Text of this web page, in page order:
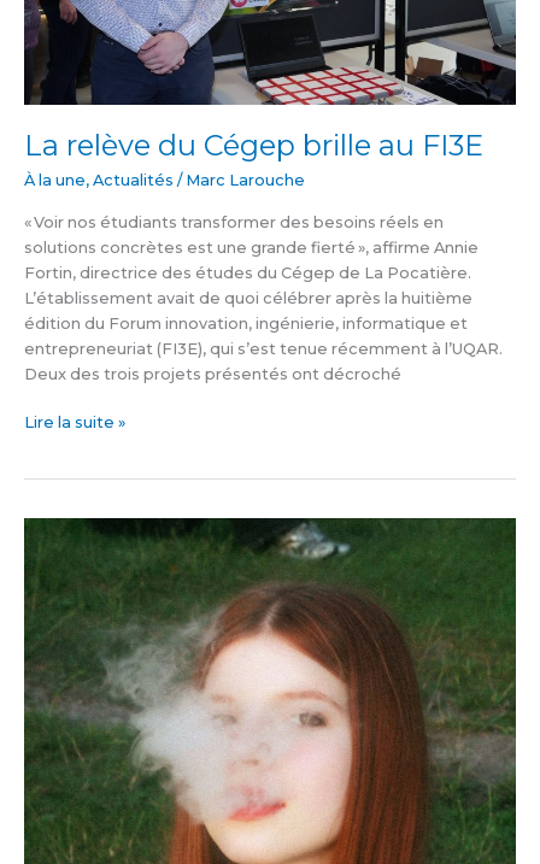
La relève du Cégep brille au FI3E
À la une, Actualités / Marc Larouche
« Voir nos étudiants transformer des besoins réels en
solutions concrètes est une grande fierté », affirme Annie
Fortin, directrice des études du Cégep de La Pocatière.
L’établissement avait de quoi célébrer après la huitième
édition du Forum innovation, ingénierie, informatique et
entrepreneuriat (FI3E), qui s’est tenue récemment à l’UQAR.
Deux des trois projets présentés ont décroché
Lire la suite »
La
monte
chez
les
ados